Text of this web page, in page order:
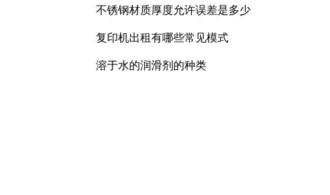
不锈钢材质厚度允许误差是多少
复印机出租有哪些常见模式
溶于水的润滑剂的种类